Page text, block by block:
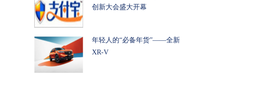
创新大会盛大开幕
年轻人的“必备年货”——全新
XR-V